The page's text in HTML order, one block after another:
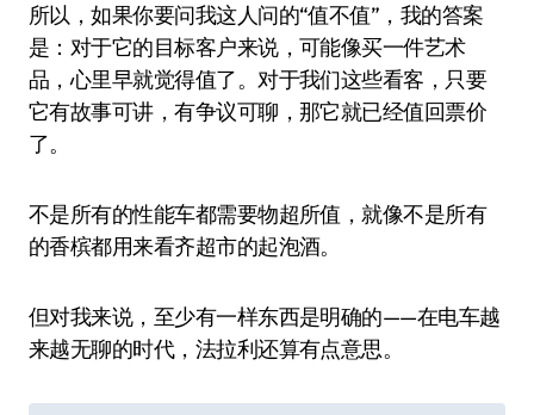
所以，如果你要问我这人问的“值不值”，我的答案
是：对于它的目标客户来说，可能像买一件艺术
品，心里早就觉得值了。对于我们这些看客，只要
它有故事可讲，有争议可聊，那它就已经值回票价
了。
不是所有的性能车都需要物超所值，就像不是所有
的香槟都用来看齐超市的起泡酒。
但对我来说，至少有一样东西是明确的——在电车越
来越无聊的时代，法拉利还算有点意思。